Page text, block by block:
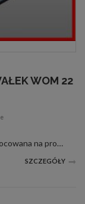
WOM 22
Alternator i przekładnia multiplikująca jest zamocowana na profilowanej stalowej ramie z trzypunktowym układem zawieszenia. Agregat napędzany wałkiem odbioru mocy ciągnika rolniczego. Przeznaczony dla producentów mleka, ogrodników, właścicie...
SZCZEGÓŁY